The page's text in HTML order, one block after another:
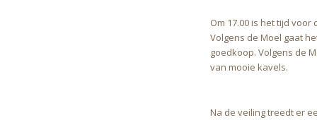
Om 17.00 is het tijd
Volgens de Moel gaat
goedkoop. Volgens de
van mooie kavels.
Na de veiling treedt er